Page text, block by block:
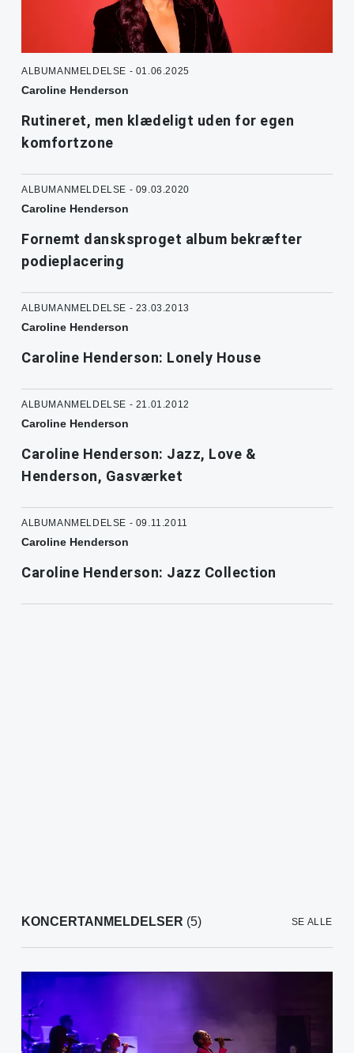
ALBUMANMELDELSE - 01.06.2025
Caroline Henderson
Rutineret, men klædeligt uden for egen
komfortzone
ALBUMANMELDELSE - 09.03.2020
Caroline Henderson
Fornemt dansksproget album bekræfter
podieplacering
ALBUMANMELDELSE - 23.03.2013
Caroline Henderson
Caroline Henderson: Lonely House
ALBUMANMELDELSE - 21.01.2012
Caroline Henderson
Caroline Henderson: Jazz, Love &
Henderson, Gasværket
ALBUMANMELDELSE - 09.11.2011
Caroline Henderson
Caroline Henderson: Jazz Collection
KONCERTANMELDELSER (5) SE ALLE